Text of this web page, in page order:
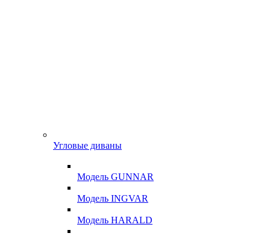
Угловые диваны
Модель GUNNAR
Модель INGVAR
Модель HARALD